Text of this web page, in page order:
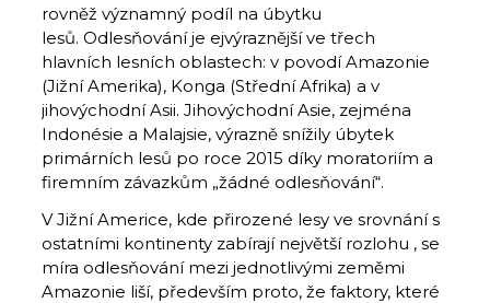
rovněž významný podíl na úbytku
lesů. Odlesňování je ejvýraznější ve třech
hlavních lesních oblastech: v povodí Amazonie
(Jižní Amerika), Konga (Střední Afrika) a v
jihovýchodní Asii. Jihovýchodní Asie, zejména
Indonésie a Malajsie, výrazně snížily úbytek
primárních lesů po roce 2015 díky moratoriím a
firemním závazkům „žádné odlesňování“.
V Jižní Americe, kde přirozené lesy ve srovnání s
ostatními kontinenty zabírají největší rozlohu , se
míra odlesňování mezi jednotlivými zeměmi
Amazonie liší, především proto, že faktory, které